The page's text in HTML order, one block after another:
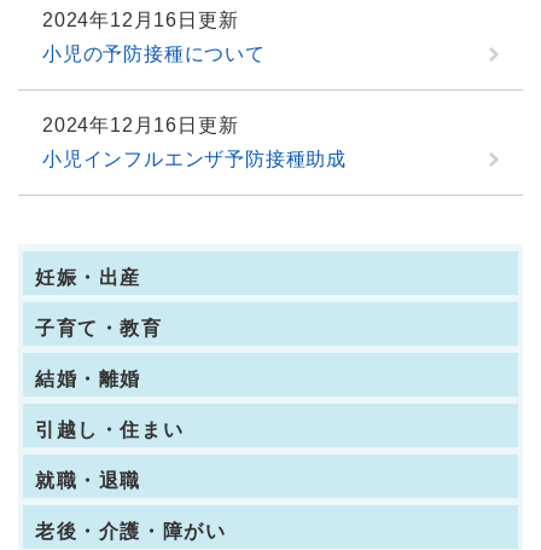
2024年12月16日更新
小児の予防接種について
2024年12月16日更新
小児インフルエンザ予防接種助成
妊娠・出産
子育て・教育
結婚・離婚
引越し・住まい
就職・退職
老後・介護・障がい